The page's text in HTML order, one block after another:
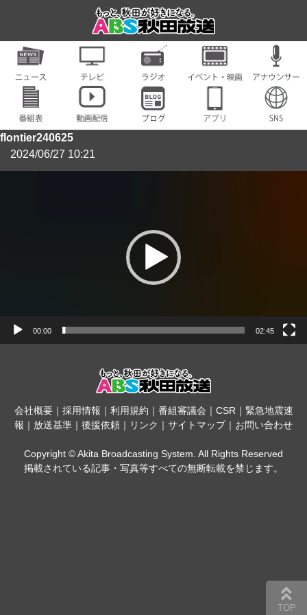
flontier240625
2024/06/27 10:21
00:00 02:45
会社概要｜ 採用情報 ｜ 利用規約 ｜ 番組審議会 ｜ CSR｜ 緊急地震速
報 ｜ 放送基準 ｜ 後援依頼 ｜ リンク ｜ サイトマップ｜ お問い合わせ
Copyright © Akita Broadcasting System. All Rights Reserved
掲載されている記事・写真等すべての無断転載を禁じます。